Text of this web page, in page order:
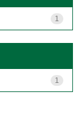
1
1